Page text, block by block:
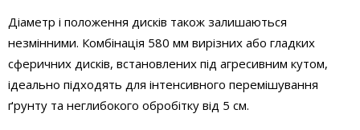
Діаметр і положення дисків також залишаються
незмінними. Комбінація 580 мм вирізних або гладких
сферичних дисків, встановлених під агресивним кутом,
ідеально підходять для інтенсивного перемішування
ґрунту та неглибокого обробітку від 5 см.